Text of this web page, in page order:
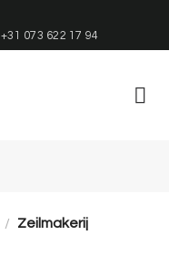
+31 073 622 17 94
/ Zeilmakerij